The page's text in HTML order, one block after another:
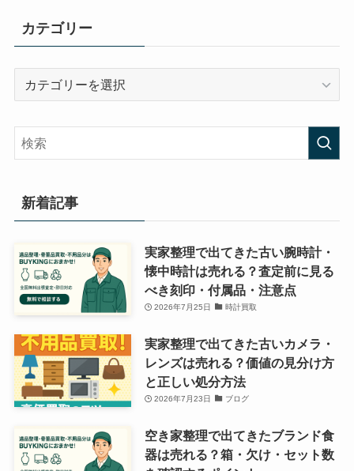
カテゴリー
リ
ー
新着記事
実家整理で出てきた古い腕時計・
懐中時計は売れる？査定前に見る
べき刻印・付属品・注意点
2026年7月25日 時計買取
実家整理で出てきた古いカメラ・
レンズは売れる？価値の見分け方
と正しい処分方法
2026年7月23日 ブログ
空き家整理で出てきたブランド食
器は売れる？箱・欠け・セット数